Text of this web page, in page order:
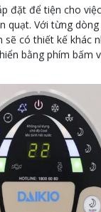
đặt để tiện cho
quạt. Với từng
sẽ có thiết kế khác
bằng phím bấm